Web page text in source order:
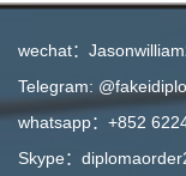
wechat：
Telegram:
whatsapp：+852
Skype：